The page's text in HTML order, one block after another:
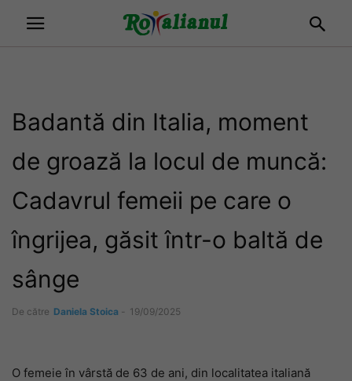
Badantă din Italia, moment
de groază la locul de muncă:
Cadavrul femeii pe care o
îngrijea, găsit într-o baltă de
sânge
De către Daniela Stoica - 19/09/2025
O femeie în vârstă de 63 de ani, din localitatea italiană